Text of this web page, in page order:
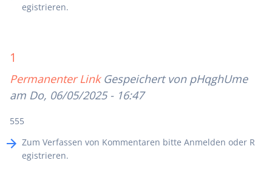
egistrieren.
1
Permanenter Link Gespeichert von pHqghUme
am Do, 06/05/2025 - 16:47
555
Zum Verfassen von Kommentaren bitte Anmelden oder R
egistrieren.